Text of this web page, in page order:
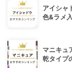
アイシャ
色&ラメ
マニキュ
乾タイプ